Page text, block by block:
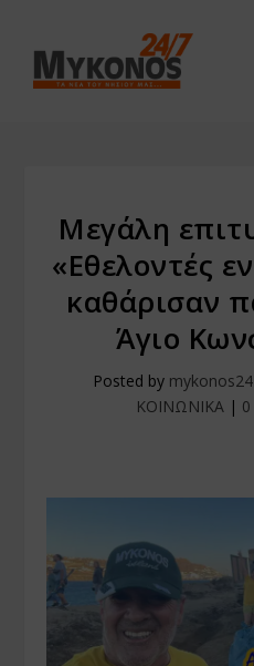
Μεγάλη
«Εθελοντές
καθάρισαν
Άγιο
Posted by
ΚΟΙΝΩΝΙΚΑ | 0